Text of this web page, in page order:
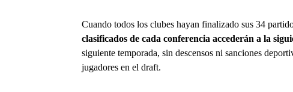
Cuando todos los clubes hayan finalizado sus 34
clasificados de cada conferencia accederán a la
siguiente temporada, sin descensos ni sanciones
jugadores en el draft.